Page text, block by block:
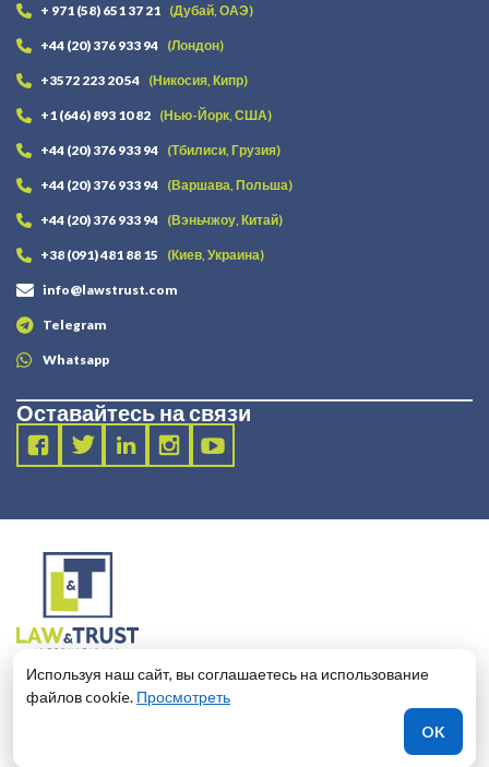
+ 971 (58) 651 37 21 (Дубай, ОАЭ)
+44 (20) 376 933 94 (Лондон)
+3572 223 20 54 (Никосия, Кипр)
+1 (646) 893 10 82 (Нью-Йорк, США)
+44 (20) 376 933 94 (Тбилиси, Грузия)
+44 (20) 376 933 94 (Варшава, Польша)
+44 (20) 376 933 94 (Вэньчжоу, Китай)
+38 (091) 481 88 15 (Киев, Украина)
info@lawstrust.com
Telegram
Whatsapp
Оставайтесь на связи
2003 - 2025 LANDT LEGAL LLP
124 City Road, London, United Kingdom, EC1V 2NX
Используя наш сайт, вы соглашаетесь на использование
файлов cookie. Просмотреть
OK